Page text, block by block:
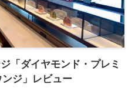
「ダイヤモンド・プレミ
ジ」レビュー